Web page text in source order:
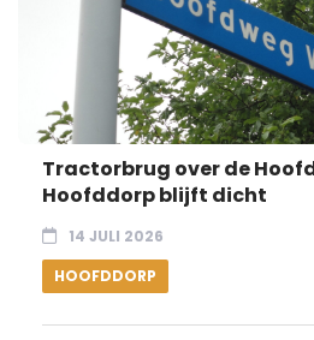
Tractorbrug over de
Hoofddorp blijft dicht
14 JULI 2026
HOOFDDORP